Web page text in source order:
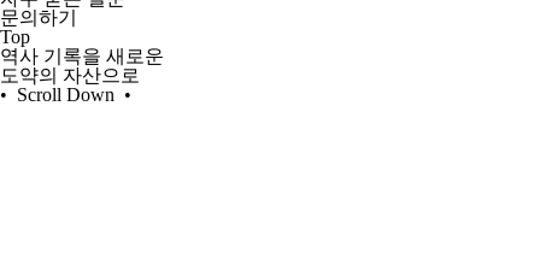
문의하기
Top
역사 기록을 새로운
도약의 자산으로
• Scroll Down •